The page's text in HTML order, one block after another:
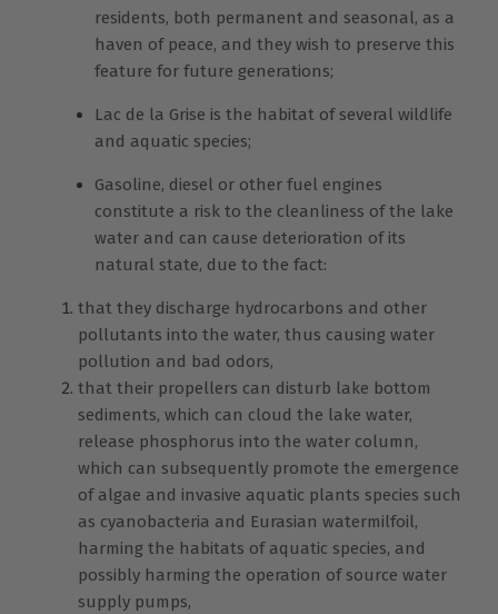
residents, both permanent and seasonal, as a
haven of peace, and they wish to preserve this
feature for future generations;
Lac de la Grise is the habitat of several wildlife
and aquatic species;
Gasoline, diesel or other fuel engines
constitute a risk to the cleanliness of the lake
water and can cause deterioration of its
natural state, due to the fact:
that they discharge hydrocarbons and other
pollutants into the water, thus causing water
pollution and bad odors,
that their propellers can disturb lake bottom
sediments, which can cloud the lake water,
release phosphorus into the water column,
which can subsequently promote the emergence
of algae and invasive aquatic plants species such
as cyanobacteria and Eurasian watermilfoil,
harming the habitats of aquatic species, and
possibly harming the operation of source water
supply pumps,